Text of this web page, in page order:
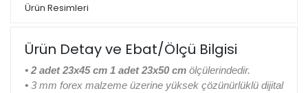
Ürün Resimleri
Ürün Detay ve Ebat/Ölçü Bilgisi
• 2 adet 23x45 cm 1 adet 23x50 cm ölçülerindedir.
• 3 mm forex malzeme üzerine yüksek çözünürlüklü dijital